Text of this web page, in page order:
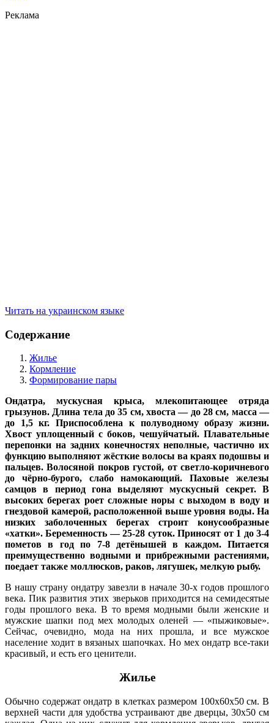
Реклама
Читать на украинском языке
Содержание
Жилье
Кормление
Формирование пары
Ондатра, мускусная крыса, млекопитающее отряда
грызунов. Длина тела до 35 см, хвоста — до 28 см, масса —
до 1,5 кг. Приспособлена к полуводному образу жизни.
Хвост уплощенный с боков, чешуйчатый. Плавательные
перепонки на задних конечностях неполные, частично их
функцию выполняют жёсткие волосы ва краях подошвы и
пальцев. Волосяной покров густой, от светло-коричневого
до чёрно-бурого, слабо намокающий. Паховые железы
самцов в период гона выделяют мускусный секрет. В
высоких берегах роет сложные норы с выходом в воду и
гнездовой камерой, расположенной выше уровня воды. На
низких заболоченных берегах строит конусообразные
«хатки». Беременность — 25-28 суток. Приносят от 1 до 3-4
пометов в год по 7-8 детёнышей в каждом. Питается
преимущественно водными и прибрежными растениями,
поедает также моллюсков, раков, лягушек, мелкую рыбу.
В нашу страну ондатру завезли в начале 30-х годов прошлого
века. Пик развития этих зверьков приходится на семидесятые
годы прошлого века. В то время модными были женские и
мужские шапки под мех молодых оленей — «пыжиковые».
Сейчас, очевидно, мода на них прошла, и все мужское
население ходит в вязаных шапочках. Но мех ондатр все-таки
красивый, и есть его ценители.
Жилье
Обычно содержат ондатр в клетках размером 100х60х50 см. В
верхней части для удобства устраивают две дверцы, 30х50 см